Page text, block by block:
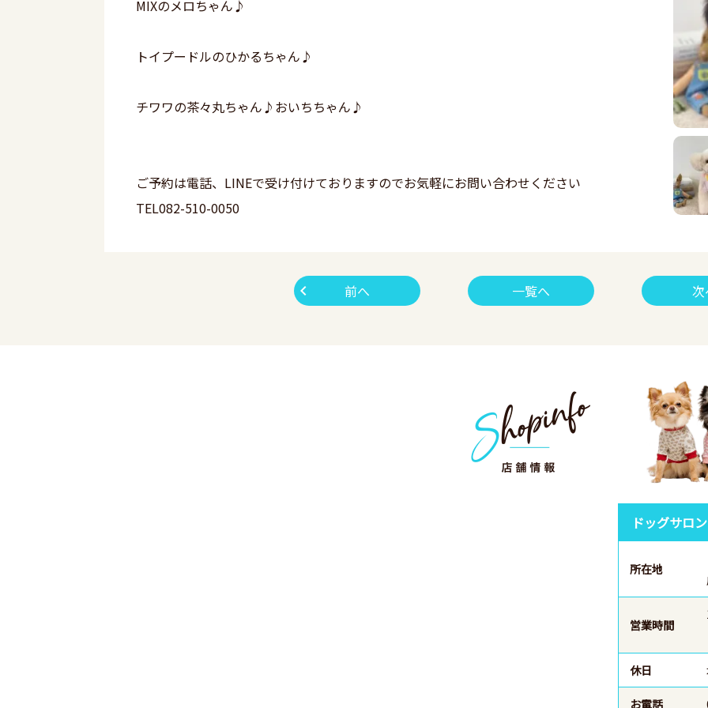
MIXのメロちゃん♪
トイプードルのひかるちゃん♪
チワワの茶々丸ちゃん♪おいちちゃん♪
ご予約は電話、LINEで受け付けておりますのでお気軽にお問い合わせください
TEL082-510-0050
前へ 一覧へ
ドッグサロ
所在地
営業時間
休日
お電話